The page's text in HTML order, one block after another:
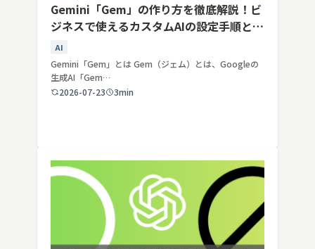
Gemini「Gem」の作り方を徹底解説！ビ
ジネスで使えるカスタムAIの設定手順と活
用例
AI
Gemini「Gem」とは Gem（ジェム）とは、Googleの
生成AI「Gem…
2026-07-23
3min